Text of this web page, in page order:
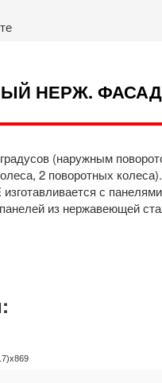
НЕРЖ.
(наружным
2 поворотных
с
из нержавеющей